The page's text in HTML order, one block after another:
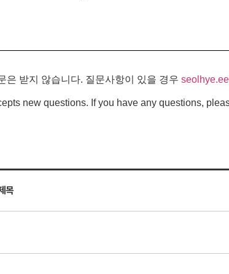
은 받지 않습니다. 질문사항이 있을 경우
new questions. If you have any questions,
목